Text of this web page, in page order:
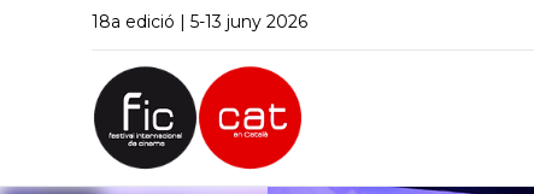
18a edició | 5-13 juny 2026